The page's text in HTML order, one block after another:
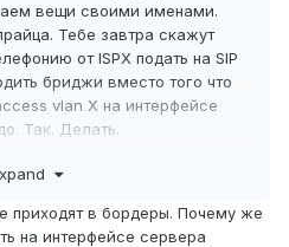
вещи своими именами.
Тебе завтра скажут
от ISPX подать на SIP
бриджи вместо того что
vlan Х на интерфейсе
Так. Делать.
приходят в бордеры. Почему же
на интерфейсе сервера